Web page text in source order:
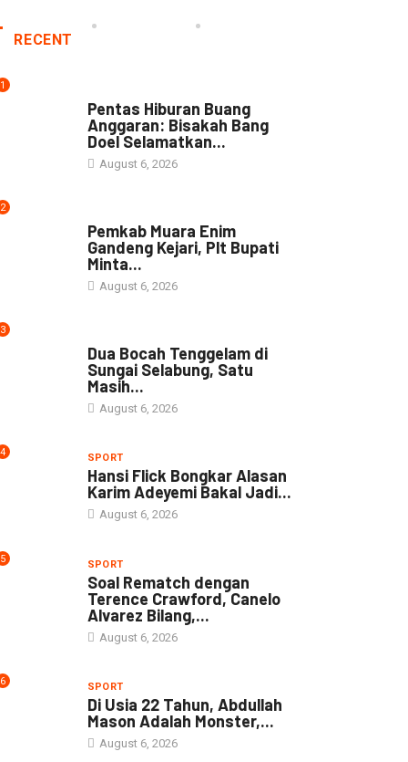
RECENT
1
Pentas Hiburan Buang
Anggaran: Bisakah Bang
Doel Selamatkan...
August 6, 2026
2
Pemkab Muara Enim
Gandeng Kejari, Plt Bupati
Minta...
August 6, 2026
3
Dua Bocah Tenggelam di
Sungai Selabung, Satu
Masih...
August 6, 2026
4 SPORT
Hansi Flick Bongkar Alasan
Karim Adeyemi Bakal Jadi...
August 6, 2026
5 SPORT
Soal Rematch dengan
Terence Crawford, Canelo
Alvarez Bilang,...
August 6, 2026
6 SPORT
Di Usia 22 Tahun, Abdullah
Mason Adalah Monster,...
August 6, 2026